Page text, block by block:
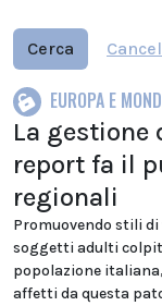
Cerca
EUROPA E
La gestione
report fa il
regionali
Promuovendo stili
soggetti adulti
popolazione
affetti da questa